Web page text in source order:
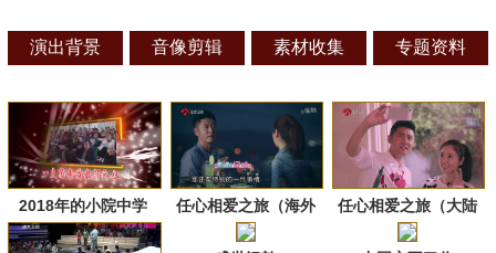
演出背景 音像剪辑 素材收集 专题资料
2018年的小院中学
任心相爱之旅（海外
篇）
任心相爱之旅（大陆
篇）